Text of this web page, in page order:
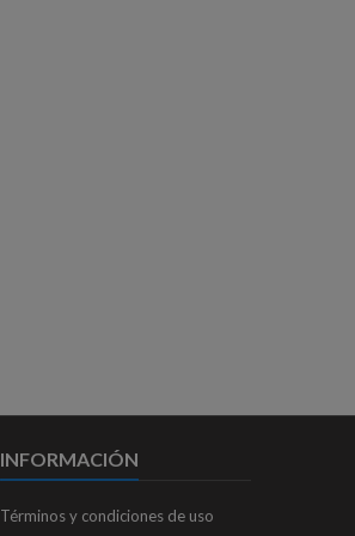
INFORMACIÓN
Términos y condiciones de uso